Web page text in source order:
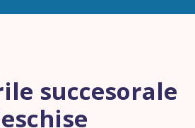
succesorale